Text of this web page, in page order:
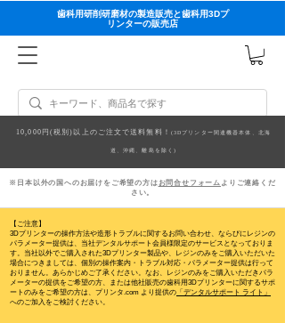
歯科用研削研磨材の製造販売と歯科用3Dプ
リンターの販売店
10,000円(税別)以上のご注文で送料無料！ (3Dプリンター関連機器本体、北海
道、沖縄、離島を除く)
※日本以外の国へのお届けをご希望の方はお問合せフォーム よりご連絡くだ
さい。
【ご注意】
3Dプリンターの操作方法や造形トラブルに関するお問い合わせ、ならびにレジンの
パラメーター提供は、当社デンタルサポート会員様限定のサービスとなっておりま
す。当社以外でご購入された3Dプリンター製品や、レジンのみをご購入いただいた
場合につきましては、個別の操作案内・トラブル対応・パラメーター提供は行って
おりません。 あらかじめご了承ください。なお、レジンのみをご購入いただきパラ
メーターの提供をご希望の方、または他社販売の歯科用3Dプリンターに関するサポ
ートのみをご希望の方は、プリンタ.com より提供の 「デンタルサポート ライト」
へのご加入をご検討ください。